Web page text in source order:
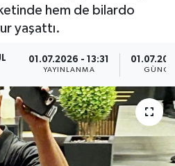
hem de bilardo
yaşattı.
01.07.2026 - 13:31
YAYINLANMA